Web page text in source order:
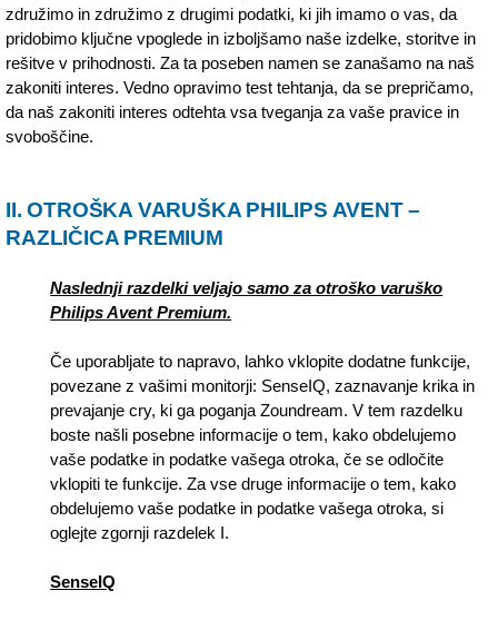
združimo in združimo z drugimi podatki, ki jih imamo o vas, da
pridobimo ključne vpoglede in izboljšamo naše izdelke, storitve in
rešitve v prihodnosti. Za ta poseben namen se zanašamo na naš
zakoniti interes. Vedno opravimo test tehtanja, da se prepričamo,
da naš zakoniti interes odtehta vsa tveganja za vaše pravice in
svoboščine.
II. OTROŠKA VARUŠKA PHILIPS AVENT –
RAZLIČICA PREMIUM
Naslednji razdelki veljajo samo za otroško varuško
Philips Avent Premium.
Če uporabljate to napravo, lahko vklopite dodatne funkcije,
povezane z vašimi monitorji: SenseIQ, zaznavanje krika in
prevajanje cry, ki ga poganja Zoundream. V tem razdelku
boste našli posebne informacije o tem, kako obdelujemo
vaše podatke in podatke vašega otroka, če se odločite
vklopiti te funkcije. Za vse druge informacije o tem, kako
obdelujemo vaše podatke in podatke vašega otroka, si
oglejte zgornji razdelek I.
SenseIQ